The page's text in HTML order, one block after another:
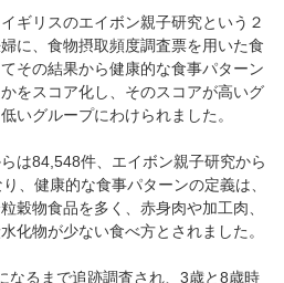
ギリスのエイボン親子研究という２
に、食物摂取頻度調査票を用いた食
その結果から健康的な食事パターン
をスコア化し、そのスコアが高いグ
いグループにわけられました。
は84,548件、エイボン親子研究から
、健康的な食事パターンの定義は、
穀物食品を多く、赤身肉や加工肉、
化物が少ない食べ方とされました。
なるまで追跡調査され、3歳と8歳時